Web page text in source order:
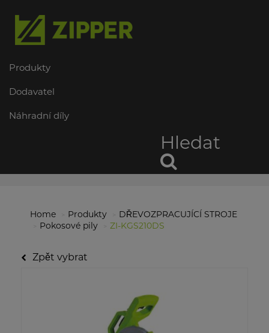
Produkty
Dodavatel
Náhradní díly
Hledat
Home Produkty
DŘEVOZPRACUJÍCÍ STROJE
Pokosové pily
ZI-KGS210DS
Zpět vybrat